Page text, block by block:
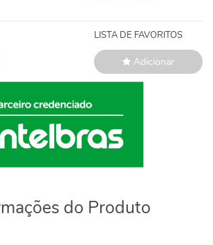
LISTA DE FAVORITOS
Adicionar
do Produto